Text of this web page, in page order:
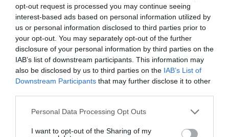
opt-out request is processed you may continue seeing
interest-based ads based on personal information utilized by
us or personal information disclosed to third parties prior to
your opt-out. You may separately opt-out of the further
disclosure of your personal information by third parties on the
IAB’s list of downstream participants. This information may
also be disclosed by us to third parties on the IAB’s List of
Downstream Participants that may further disclose it to other
Please note that this website/app uses one or more Google
not limited to your visit or usage behaviour. You may click to
Personal Data Processing Opt Outs
I want to opt-out of the Sharing of my
06 Αυγούστου 2026
παρασκήνιο